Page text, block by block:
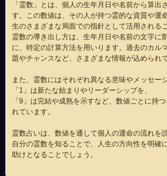
「霊数」とは、個人の生年月日や名前から算出
す。この数値は、その人が持つ霊的な資質や運
生のさまざまな局面での指針として活用される
霊数の導き出し方は、生年月日や名前の文字に
に、特定の計算方法を用いります。過去のカル
題やチャンスなど、さまざまな情報が込められ
また、霊数にはそれぞれ異なる意味やメッセー
「1」は新たな始まりやリーダーシップを、
「9」は完結や成熟を示すなど、数値ごとに持
れています。
霊数占いは、数値を通して個人の運命の流れを
自分の霊数を知ることで、人生の方向性を明確
助けとなることでしょう。